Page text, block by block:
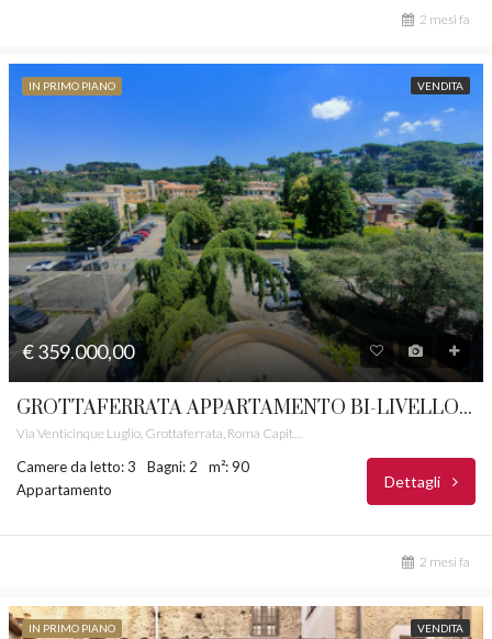
2 mesi fa
IN PRIMO PIANO VENDITA
€ 359.000,00
GROTTAFERRATA APPARTAMENTO BI-LIVELLO CON POSTO AUTO CASTELLI ROMANI RIF. 32
Camere da letto: 3 Bagni: 2
m²: 90
Appartamento
Dettagli
2 mesi fa
IN PRIMO PIANO VENDITA